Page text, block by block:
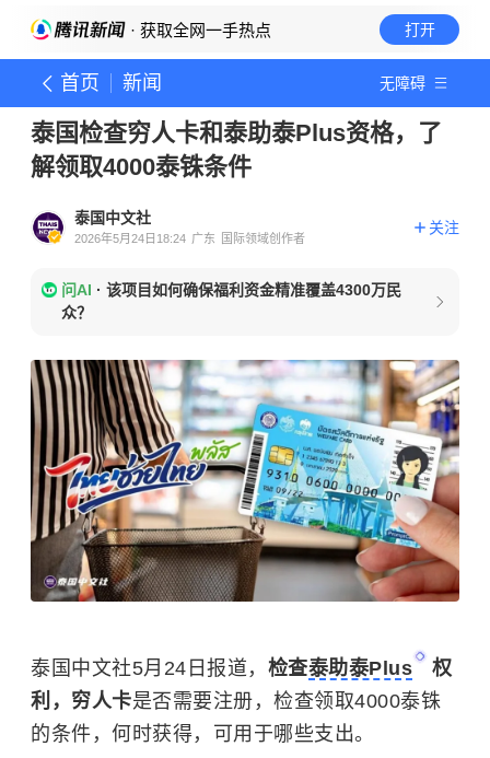
· 获取全网一手热点 打开
首页 新闻 无障碍
泰国检查穷人卡和泰助泰Plus资格，了
解领取4000泰铢条件
泰国中文社
2026年5月24日18:24 广东 国际领域创作者
关注
问AI · 该项目如何确保福利资金精准覆盖4300万民
众？
泰国中文社5月24日报道， 检查泰助泰Plus
权
利，穷人卡是否需要注册，检查领取4000泰铢
的条件，何时获得，可用于哪些支出。